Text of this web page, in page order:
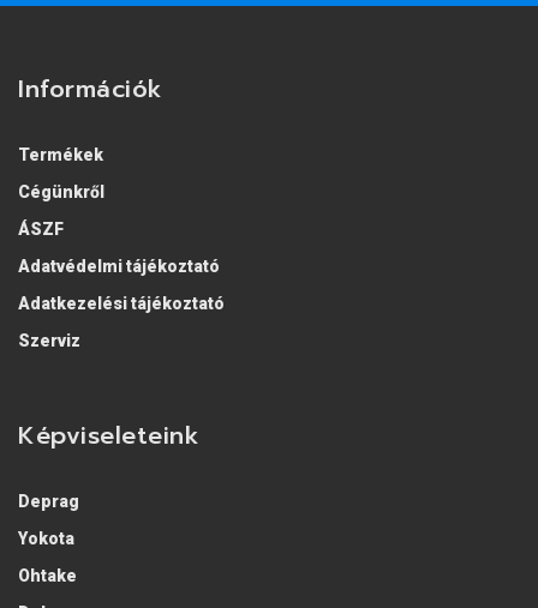
Információk
Termékek
Cégünkről
ÁSZF
Adatvédelmi tájékoztató
Adatkezelési tájékoztató
Szerviz
Képviseleteink
Deprag
Yokota
Ohtake